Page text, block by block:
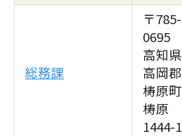
総務課
〒785-
0695
高知県
高岡郡
梼原町
梼原
1444-1